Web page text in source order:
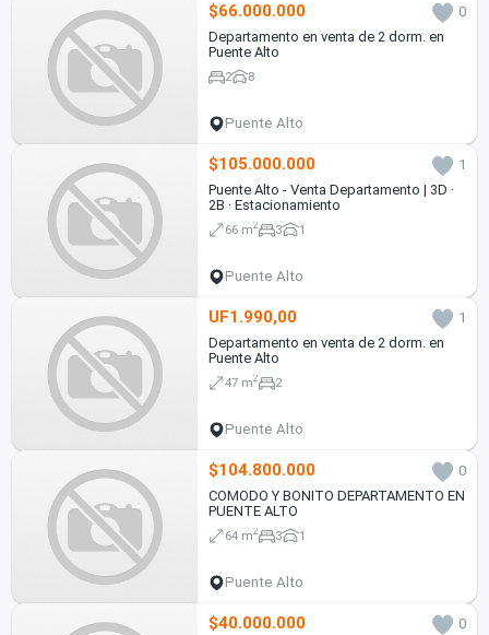
$66.000.000
0
Departamento en venta de 2 dorm. en
Puente Alto
2 8
Puente Alto
$105.000.000
1
Puente Alto - Venta Departamento | 3D ·
2B · Estacionamiento
66 m2 3 1
Puente Alto
UF1.990,00
1
Departamento en venta de 2 dorm. en
Puente Alto
47 m2 2
Puente Alto
$104.800.000
0
COMODO Y BONITO DEPARTAMENTO EN
PUENTE ALTO
64 m2 3 1
Puente Alto
$40.000.000
0